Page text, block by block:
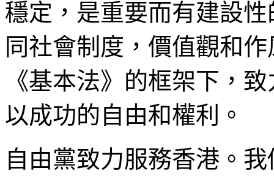
穩定，是重要而有建設
同社會制度，價值觀和
《基本法》的框架下，
以成功的自由和權利。
自由黨致力服務香港。